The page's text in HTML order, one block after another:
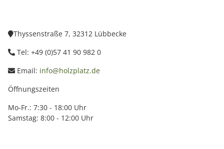
Thyssenstraße 7, 32312 Lübbecke
Tel: +49 (0)57 41 90 982 0
Email: info@holzplatz.de
Öffnungszeiten
Mo-Fr.: 7:30 - 18:00 Uhr
Samstag: 8:00 - 12:00 Uhr